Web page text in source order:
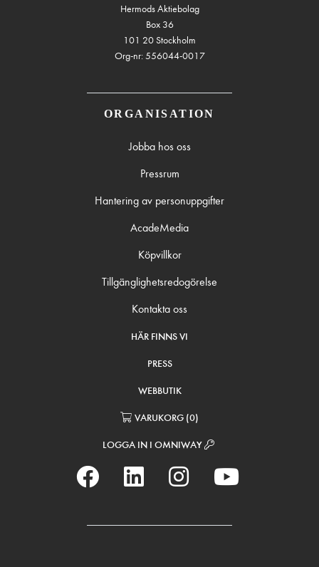
Hermods Aktiebolag
Box 36
101 20 Stockholm
Org-nr: 556044-0017
ORGANISATION
Jobba hos oss
Pressrum
Hantering av personuppgifter
AcadeMedia
Köpvillkor
Tillgänglighetsredogörelse
Kontakta oss
HÄR FINNS VI
PRESS
WEBBUTIK
VARUKORG (0)
LOGGA IN I OMNIWAY